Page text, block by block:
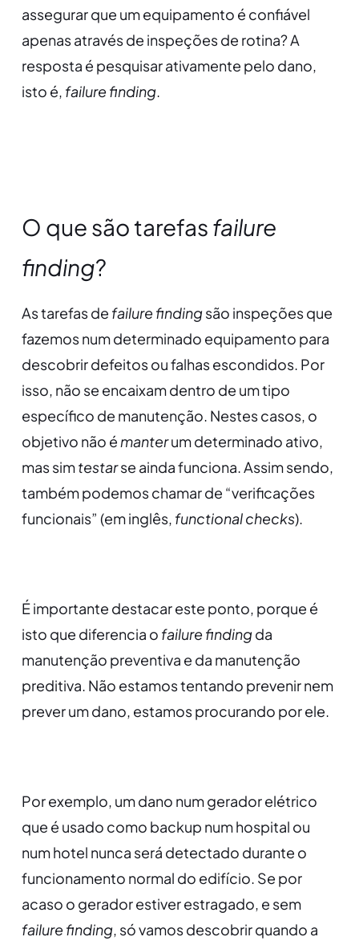
assegurar que um equipamento é confiável
apenas através de inspeções de rotina? A
resposta é pesquisar ativamente pelo dano,
isto é, failure finding.
O que são tarefas failure
finding?
As tarefas de failure findingsão inspeções que
fazemos num determinado equipamento para
descobrir defeitos ou falhas escondidos. Por
isso, não se encaixam dentro de um tipo
específico de manutenção. Nestes casos, o
objetivo não é manterum determinado ativo,
mas simtestarse ainda funciona. Assim sendo,
também podemos chamar de “verificações
funcionais” (em inglês, functional checks).
É importante destacar este ponto, porque é
isto que diferencia o failure findingda
manutenção preventiva e da manutenção
preditiva. Não estamos tentando prevenir nem
prever um dano, estamos procurando por ele.
Por exemplo, um dano num gerador elétrico
que é usado como backup num hospital ou
num hotel nunca será detectado durante o
funcionamento normal do edifício. Se por
acaso o gerador estiver estragado, e sem
failure finding, só vamos descobrir quando a